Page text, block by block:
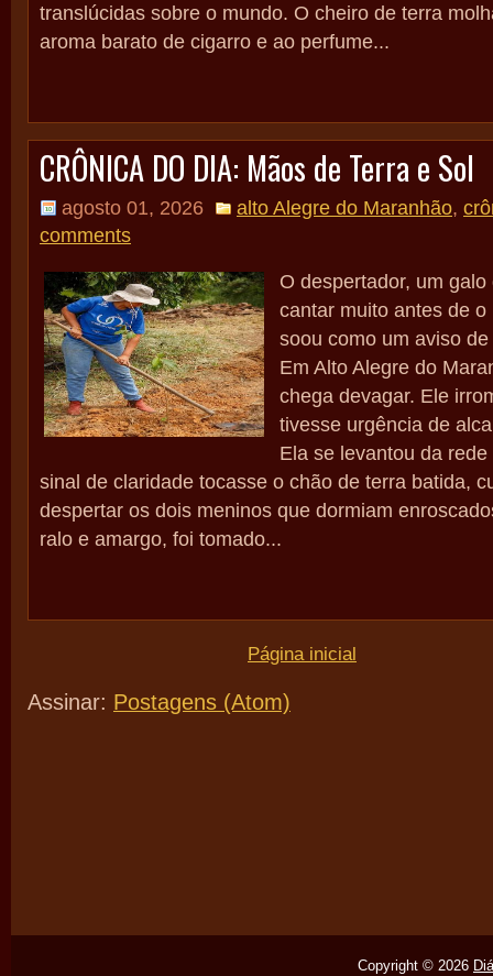
translúcidas sobre o mundo. O cheiro de terra
aroma barato de cigarro e ao perfume...
CRÔNICA DO DIA: Mãos de Terra e Sol
agosto 01, 2026 alto Alegre do Maranhão,
comments
O despertador, um
cantar muito antes de
soou como um aviso
Em Alto Alegre do
chega devagar. Ele
tivesse urgência de
Ela se levantou da
sinal de claridade tocasse o chão de terra batida,
despertar os dois meninos que dormiam
ralo e amargo, foi tomado...
Página inicial
Assinar: Postagens (Atom)
Copyright © 2026